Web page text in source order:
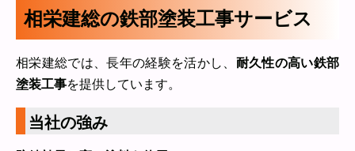
相栄建総の鉄部塗装工事サービス
相栄建総では、長年の経験を活かし、 耐久性の高い鉄部
塗装工事を提供しています。
当社の強み